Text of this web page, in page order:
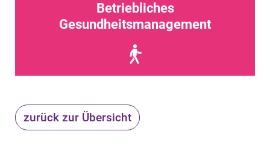
Betriebliches
Gesundheitsmanagement
zurück zur Übersicht